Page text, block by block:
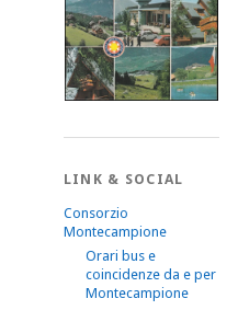
LINK & SOCIAL
Consorzio
Montecampione
Orari bus e
coincidenze da e per
Montecampione